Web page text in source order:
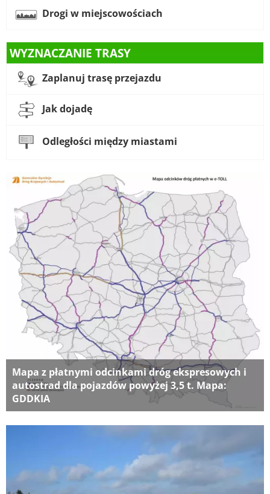
Drogi w miejscowościach
WYZNACZANIE TRASY
Zaplanuj trasę przejazdu
Jak dojadę
Odległości między miastami
Mapa z płatnymi odcinkami dróg ekspresowych i
autostrad dla pojazdów powyżej 3,5 t. Mapa:
GDDKIA